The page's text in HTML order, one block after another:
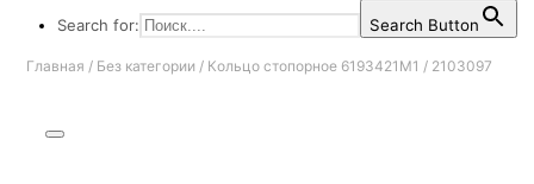
Search for:
Search Button
Главная / Без категории / Кольцо стопорное 6193421M1 / 2103097